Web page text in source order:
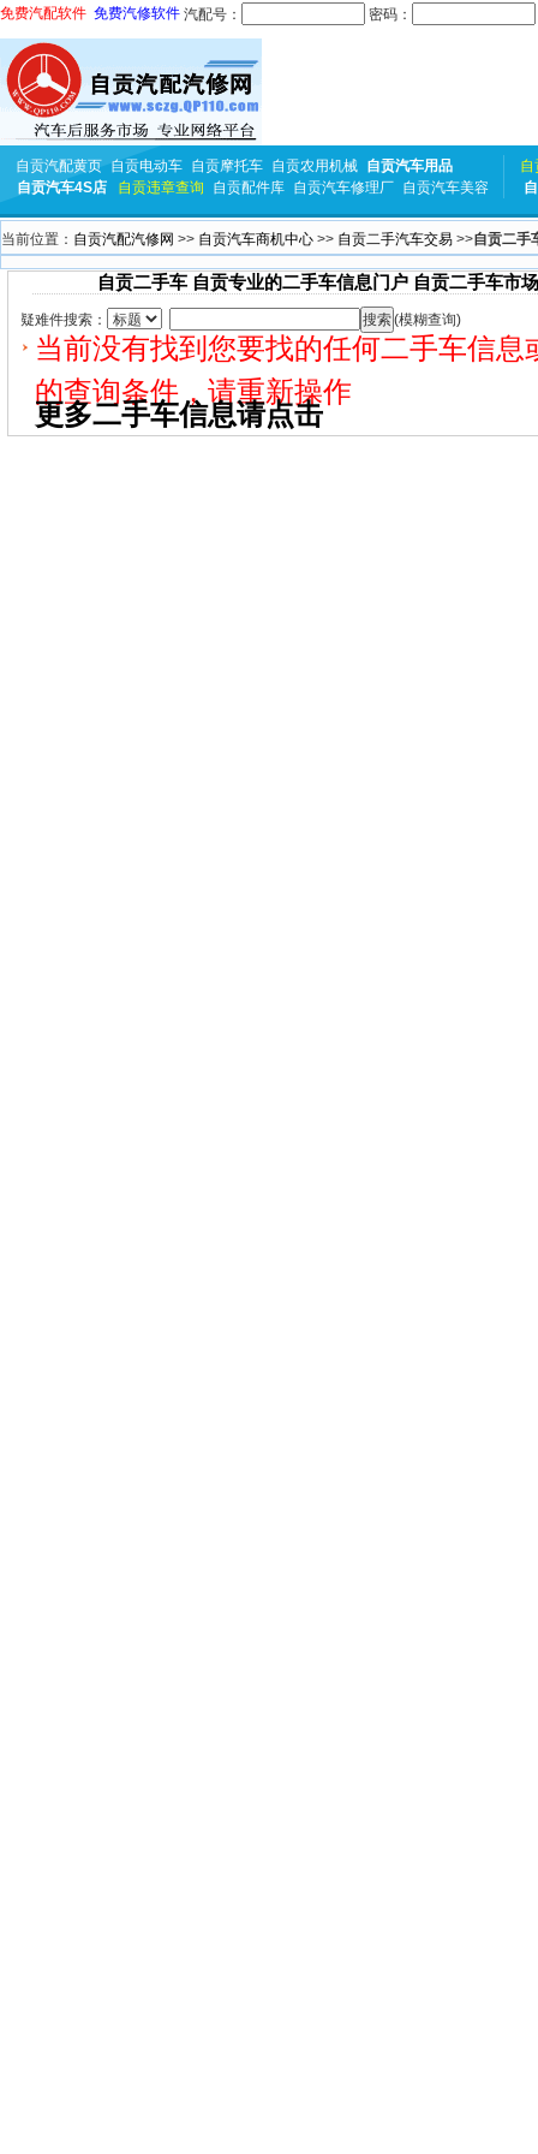
免费汽配软件 免费汽修软件 汽配号： 密码：
自贡汽配黄页 自贡电动车 自贡摩托车 自贡农用机械 自贡汽车用品
自贡汽车4S店
自贡违章查询 自贡配件库 自贡汽车修理厂 自贡汽车美容
自
当前位置： 自贡汽配汽修网 >> 自贡汽车商机中心 >> 自贡二手汽车交易 >>自贡二手
自贡二手车 自贡专业的二手车信息门户 自贡二手车市
疑难件搜索： (模糊查询)
当前没有找到您要找的任何二手车信息
的查询条件，请重新操作
更多二手车信息请点击